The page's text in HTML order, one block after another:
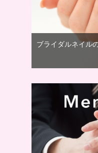
ブライダルネイル